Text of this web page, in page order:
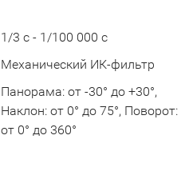
1/3 с - 1/100 000 с
Механический ИК-фильтр
Панорама: от -30° до +30°,
Наклон: от 0° до 75°, Поворот:
от 0° до 360°